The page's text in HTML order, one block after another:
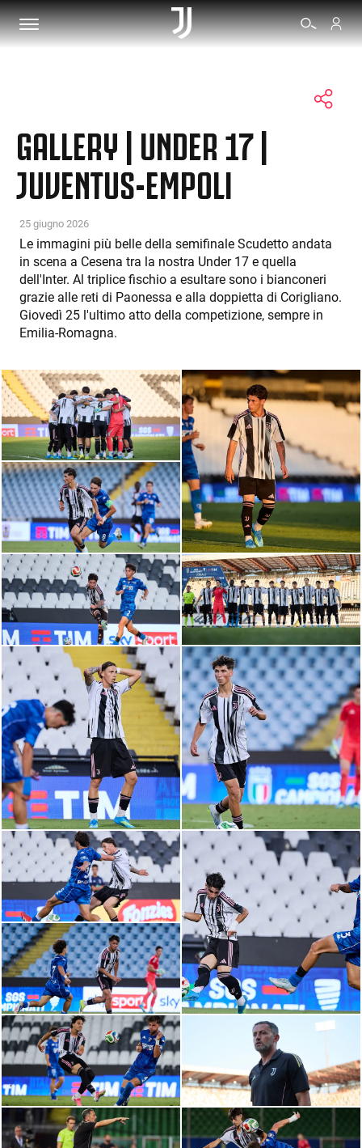
BIGLIETTI
SHOP
BIANCONERI
VIDEO
ALTRO
GALLERY | UNDER 17 |
JUVENTUS-EMPOLI
25 giugno 2026
Le immagini più belle della semifinale Scudetto andata
in scena a Cesena tra la nostra Under 17 e quella
dell'Inter. Al triplice fischio a esultare sono i bianconeri
grazie alle reti di Paonessa e alla doppietta di Corigliano.
Giovedì 25 l'ultimo atto della competizione, sempre in
Emilia-Romagna.